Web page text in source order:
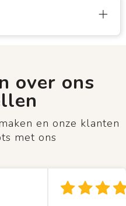
over ons
en onze klanten
met ons